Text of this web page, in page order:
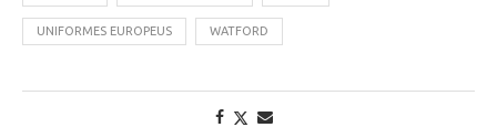
UNIFORMES EUROPEUS WATFORD